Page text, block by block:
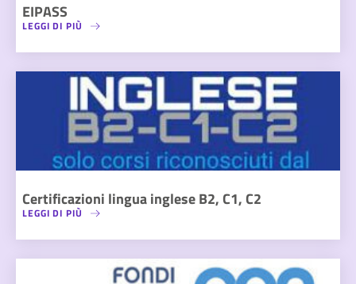
EIPASS
LEGGI DI PIÙ
Certificazioni lingua inglese B2, C1, C2
LEGGI DI PIÙ